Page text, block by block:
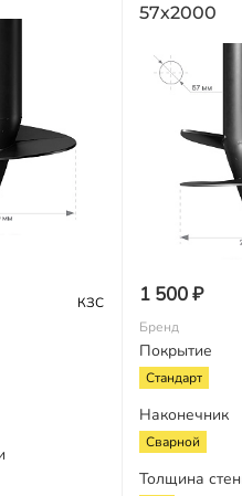
КЗС
57х2000
1 500 ₽
Бренд
Покрытие
Стандарт
Наконечник
Сварной
Толщина